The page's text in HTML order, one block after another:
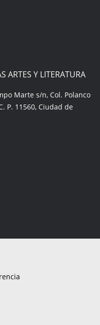
ARTES Y LITERATURA
Marte s/n, Col. Polanco
P. 11560, Ciudad de